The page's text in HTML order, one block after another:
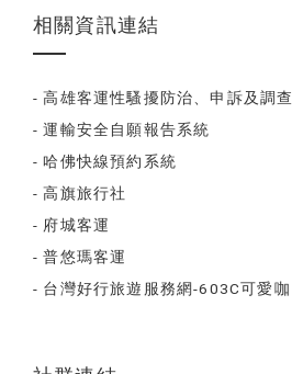
相關資訊連結
- 高雄客運性騷擾防治、申訴及調
- 運輸安全自願報告系統
- 哈佛快線預約系統
- 高旗旅行社
- 府城客運
- 普悠瑪客運
- 台灣好行旅遊服務網-603C可愛咖